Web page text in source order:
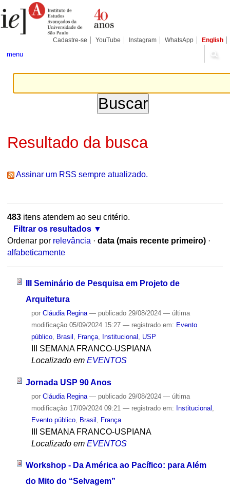
para
conteúdo.
Pessoais
Cadastre-se YouTube Instagram WhatsApp English
menu
Resultado da busca
Assinar um RSS sempre atualizado.
483itens atendem ao seu critério.
Filtrar os resultados
Ordenar por relevância · data (mais recente primeiro) ·
alfabeticamente
III Seminário de Pesquisa em Projeto de
Arquitetura
por Cláudia Regina — publicado29/08/2024 — última
modificação05/09/2024 15:27 — registrado em: Evento
público, Brasil França, Institucional USP
III SEMANA FRANCO-USPIANA
Localizado em EVENTOS
Jornada USP 90 Anos
por Cláudia Regina — publicado29/08/2024 — última
modificação17/09/2024 09:21 — registrado em: Institucional
Evento público, Brasil França
III SEMANA FRANCO-USPIANA
Localizado em EVENTOS
Workshop - Da América ao Pacífico: para Além
do Mito do “Selvagem”